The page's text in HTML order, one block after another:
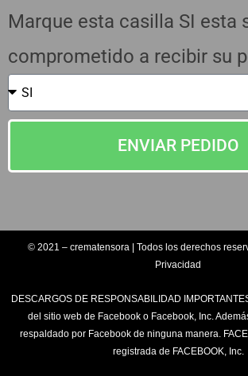
Marque esta casilla SI esta
comprometido a recibir su
ENVIAR PEDIDO
© 2021 – crematensora | Todos los derechos
Privacidad
DESCARGOS DE RESPONSABILIDAD
del sitio web de Facebook o Facebook, Inc.
respaldado por Facebook de ninguna manera.
registrada de FACEBOOK, Inc.